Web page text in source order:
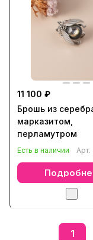
11 100 ₽
Брошь из
марказитом,
перламутром
Есть в наличии Арт.
1